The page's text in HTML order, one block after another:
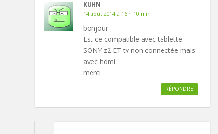
KUHN
14 août 2014 à 16 h 10 min
bonjour
Est ce compatible avec tablette
SONY z2 ET tv non connectée mais
avec hdmi
merci
RÉPONDRE